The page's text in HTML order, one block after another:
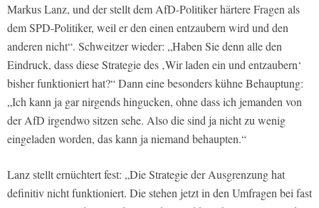
Markus Lanz, und der stellt dem AfD-Politiker härtere Fragen als
dem SPD-Politiker, weil er den einen entzaubern wird und den
anderen nicht“. Schweitzer wieder: „Haben Sie denn alle den
Eindruck, dass diese Strategie des ‚Wir laden ein und entzaubern‘
bisher funktioniert hat?“ Dann eine besonders kühne Behauptung:
„Ich kann ja gar nirgends hingucken, ohne dass ich jemanden von
der AfD irgendwo sitzen sehe. Also die sind ja nicht zu wenig
eingeladen worden, das kann ja niemand behaupten.“
Lanz stellt ernüchtert fest: „Die Strategie der Ausgrenzung hat
definitiv nicht funktioniert. Die stehen jetzt in den Umfragen bei fast